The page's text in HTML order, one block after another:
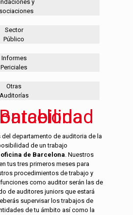
y
Sector
Público
Informes
Periciales
Otras
Auditorías
finanzas Barcelona
del departamento de auditoria de la
de un trabajo
oficina de Barcelona. Nuestros
tus tres primeros meses para
procedimientos de trabajo y
como auditor serán las de
de auditores juniors que estará
supervisar los trabajos de
de tu ámbito así como la